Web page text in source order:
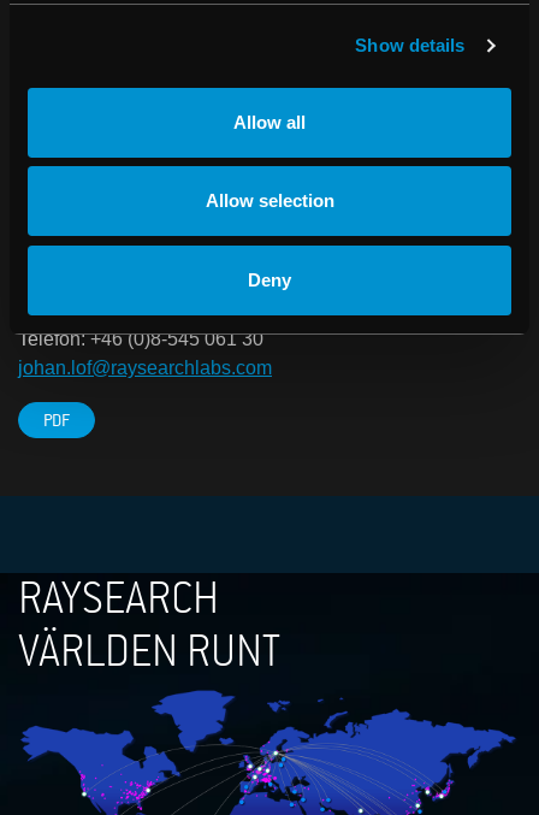
Show details
Allow all
Allow selection
Deny
RaySearch grundades år 2000 som en avknoppning från
Mer information om RaySearch finns på
För ytterligare information, kontakta:
Johan Löf, VD RaySearch Laboratories AB
Telefon: +46 (0)8-545 061 30
johan.lof@raysearchlabs.com
PDF
RAYSEARCH
VÄRLDEN RUNT